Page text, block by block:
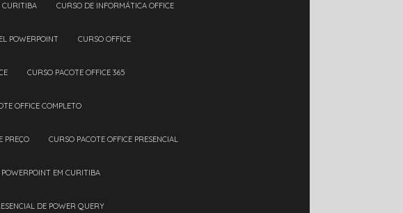
CURITIBA CURSO DE INFORMÁTICA OFFICE
POWERPOINT CURSO OFFICE
CURSO PACOTE OFFICE 365
OFFICE COMPLETO
PREÇO CURSO PACOTE OFFICE PRESENCIAL
POWERPOINT EM CURITIBA
DE POWER QUERY